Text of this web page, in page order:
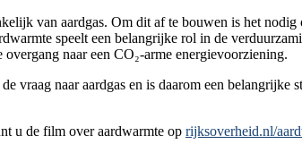
van aardgas. Om dit af te bouwen is het nodig
speelt een belangrijke rol in de
naar een CO₂-arme energievoorziening.
vraag naar aardgas en is daarom een belangrijke
u de film over aardwarmte op rijksoverheid.nl/